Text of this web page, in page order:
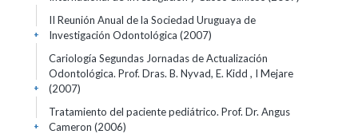
II Reunión Anual de la Sociedad Uruguaya de
Investigación Odontológica (2007)
+
Cariología Segundas Jornadas de Actualización
Odontológica. Prof. Dras. B. Nyvad, E. Kidd , I Mejare
(2007)
+
Tratamiento del paciente pediátrico. Prof. Dr. Angus
Cameron (2006)
+